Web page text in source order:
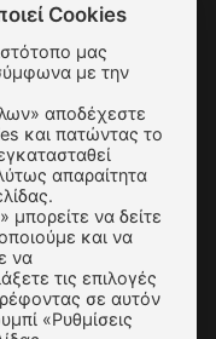
SUBSCRIBE
Πληρωμής
Cookies
μας
με την
και πατώντας το
απαραίτητα
μπορείτε να δείτε
και να
να
τις επιλογές
σε αυτόν
«Ρυθμίσεις